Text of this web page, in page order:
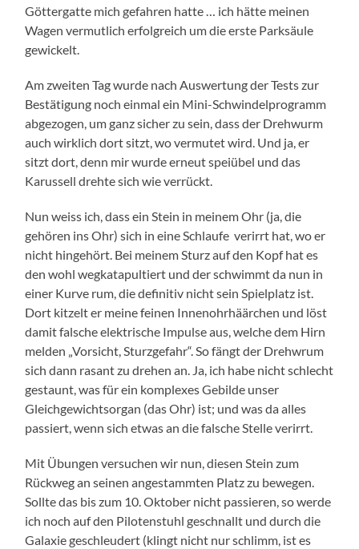
Göttergatte mich gefahren hatte … ich hätte meinen
Wagen vermutlich erfolgreich um die erste Parksäule
gewickelt.
Am zweiten Tag wurde nach Auswertung der Tests zur
Bestätigung noch einmal ein Mini-Schwindelprogramm
abgezogen, um ganz sicher zu sein, dass der Drehwurm
auch wirklich dort sitzt, wo vermutet wird. Und ja, er
sitzt dort, denn mir wurde erneut speiübel und das
Karussell drehte sich wie verrückt.
Nun weiss ich, dass ein Stein in meinem Ohr (ja, die
gehören ins Ohr) sich in eine Schlaufe verirrt hat, wo er
nicht hingehört. Bei meinem Sturz auf den Kopf hat es
den wohl wegkatapultiert und der schwimmt da nun in
einer Kurve rum, die definitiv nicht sein Spielplatz ist.
Dort kitzelt er meine feinen Innenohrhäärchen und löst
damit falsche elektrische Impulse aus, welche dem Hirn
melden „Vorsicht, Sturzgefahr“. So fängt der Drehwrum
sich dann rasant zu drehen an. Ja, ich habe nicht schlecht
gestaunt, was für ein komplexes Gebilde unser
Gleichgewichtsorgan (das Ohr) ist; und was da alles
passiert, wenn sich etwas an die falsche Stelle verirrt.
Mit Übungen versuchen wir nun, diesen Stein zum
Rückweg an seinen angestammten Platz zu bewegen.
Sollte das bis zum 10. Oktober nicht passieren, so werde
ich noch auf den Pilotenstuhl geschnallt und durch die
Galaxie geschleudert (klingt nicht nur schlimm, ist es